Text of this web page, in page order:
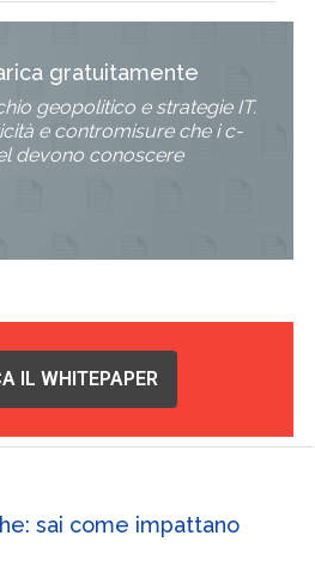
gratuitamente
geopolitico e strategie IT.
e contromisure che i c-
devono conoscere
IL WHITEPAPER
sai come impattano